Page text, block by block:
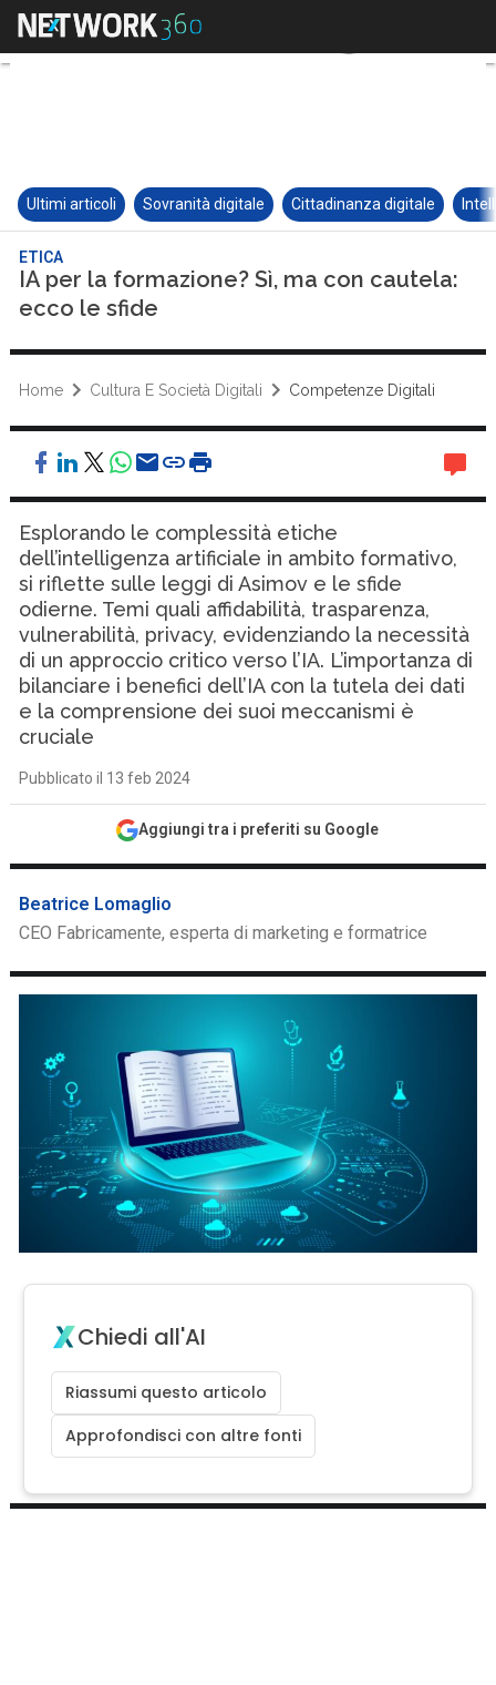
Ultimi articoli Sovranità digitale Cittadinanza digitale
ETICA
IA per la formazione? Sì, ma con cautela:
ecco le sfide
Home Cultura E Società Digitali Competenze Digitali
Esplorando le complessità etiche
dell’intelligenza artificiale in ambito formativo,
si riflette sulle leggi di Asimov e le sfide
odierne. Temi quali affidabilità, trasparenza,
vulnerabilità, privacy, evidenziando la necessità
di un approccio critico verso l’IA. L’importanza di
bilanciare i benefici dell’IA con la tutela dei dati
e la comprensione dei suoi meccanismi è
cruciale
Pubblicato il 13 feb 2024
Aggiungi tra i preferiti su Google
Beatrice Lomaglio
CEO Fabricamente, esperta di marketing e formatrice
Chiedi all'AI
Riassumi questo articolo
Approfondisci con altre fonti